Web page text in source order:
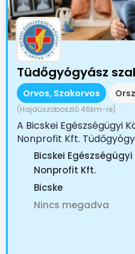
Tüdőgyógyász
Orvos, Szakorvos
(Hajdúszoboszló 46km-re)
A Bicskei Egészségügyi
Nonprofit Kft.
Bicskei
Nonprofit Kft.
Bicske
Nincs megadva